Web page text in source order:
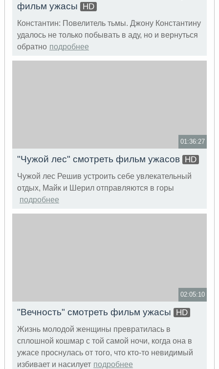
фильм ужасы
HD
Константин: Повелитель тьмы. Джону Константину
удалось не только побывать в аду, но и вернуться
обратно подробнее
01:36:27
"Чужой лес" смотреть фильм ужасов HD
Чужой лес Решив устроить себе увлекательный
отдых, Майк и Шерил отправляются в горы
подробнее
02:05:10
"Вечность" смотреть фильм ужасы HD
Жизнь молодой женщины превратилась в
сплошной кошмар с той самой ночи, когда она в
ужасе проснулась от того, что кто-то невидимый
избивает и насилует подробнее